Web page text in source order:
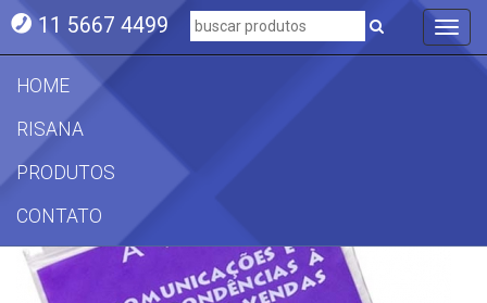
11 5667 4499
HOME
RISANA
PRODUTOS
CONTATO
Embalagens com Zip